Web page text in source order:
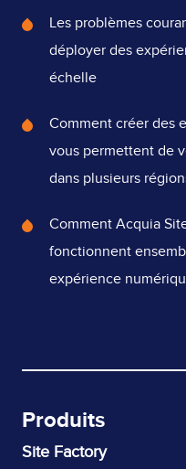
What's
Covered
Les problèmes
déployer des
échelle
Comment créer des
vous permettent de
dans plusieurs
Comment Acquia
fonctionnent
expérience
Produits
Site Factory